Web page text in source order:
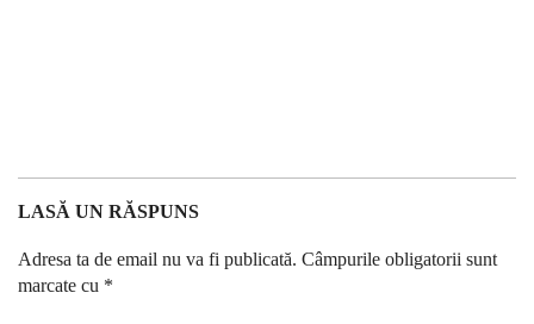
LASĂ UN RĂSPUNS
Adresa ta de email nu va fi publicată. Câmpurile obligatorii sunt
marcate cu *